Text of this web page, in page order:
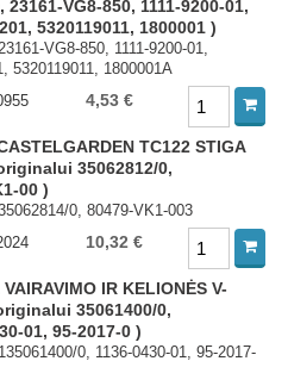
VG8-850, 1111-9200-01,
5320119011, 1800001 )
VG8-850, 1111-9200-01,
5320119011, 1800001A
4,53 €
TC122 STIGA
35062812/0,
00 )
0, 80479-VK1-003
10,32 €
IR KELIONĖS V-
35061400/0,
01, 95-2017-0 )
0, 1136-0430-01, 95-2017-